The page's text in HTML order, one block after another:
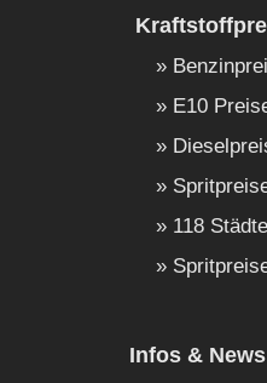
E10
118
Infos & News